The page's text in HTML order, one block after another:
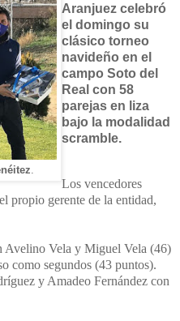
Aranjuez celebró
el domingo su
clásico torneo
navideño en el
campo Soto del
Real con 58
parejas en liza
bajo la modalidad
scramble.
Los vencedores
propio gerente de la entidad,
Avelino Vela y Miguel Vela (46)
como segundos (43 puntos).
y Amadeo Fernández con